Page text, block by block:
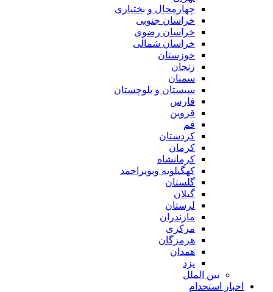
چهارمحال و بختیاری
خراسان جنوبی
خراسان رضوی
خراسان شمالی
خوزستان
زنجان
سمنان
سیستان و بلوچستان
فارس
قزوین
قم
کردستان
کرمان
کرمانشاه
کهگیلویه وبویراحمد
گلستان
گیلان
لرستان
مازندران
مرکزی
هرمزگان
همدان
یزد
بین الملل
اخبار استخدام